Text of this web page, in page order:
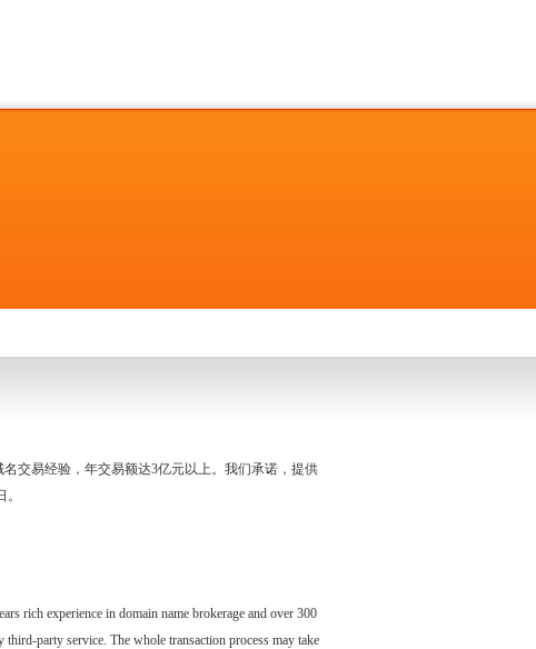
交易经验，年交易额达3亿元以上。我们承诺，提供
rich experience in domain name brokerage and over 300
party service. The whole transaction process may take